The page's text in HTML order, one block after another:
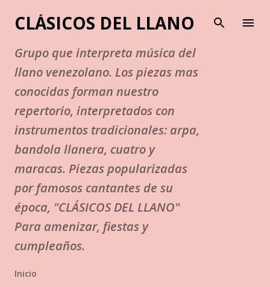
Ir al contenido principal
CLÁSICOS DEL LLANO
Grupo que interpreta música del
llano venezolano. Los piezas mas
conocidas forman nuestro
repertorio, interpretados con
instrumentos tradicionales: arpa,
bandola llanera, cuatro y
maracas. Piezas popularizadas
por famosos cantantes de su
época, "CLÁSICOS DEL LLANO"
Para amenizar, fiestas y
cumpleaños.
Inicio